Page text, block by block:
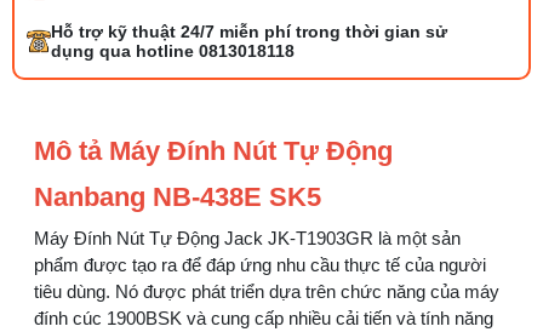
Hỗ trợ kỹ thuật 24/7 miễn phí trong thời gian sử
dụng qua hotline 0813018118
Mô tả Máy Đính Nút Tự Động
Nanbang NB-438E SK5
Máy Đính Nút Tự Động Jack JK-T1903GR là một sản
phẩm được tạo ra để đáp ứng nhu cầu thực tế của người
tiêu dùng. Nó được phát triển dựa trên chức năng của máy
đính cúc 1900BSK và cung cấp nhiều cải tiến và tính năng
Bộ phụ trợ kéo vải máy may là gì? Công
dụng và cách lắp
đáng mua
Đồng tiền máy may là gì? Hướng dẫn chỉnh
chỉ đúng
21/07/2026 09:08 AM